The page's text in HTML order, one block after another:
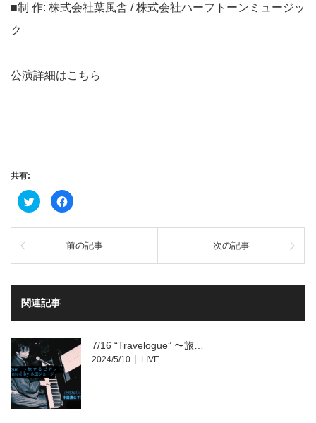
■制 作: 株式会社葉風舎 / 株式会社ハーフトーンミュージッ
ク
公演詳細はこちら
共有:
ク
リ
共
(新
い
ウ
ウ
で
開
き
ま
す)
Facebook
で
る
に
ク
ッ
い
(新
し
い
ウ
ン
ド
ウ
前の記事 次の記事
関連記事
7/16 “Travelogue” 〜旅…
2024/5/10 LIVE